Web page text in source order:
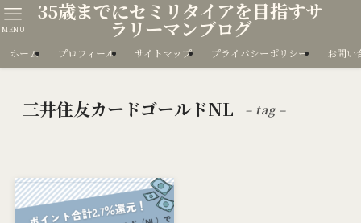
35歳までにセミリタイアを目指すサ
ラリーマンブログ
MENU
ホーム プロフィール サイトマップ プライバシーポリシー お問い
三井住友カードゴールドNL – tag –